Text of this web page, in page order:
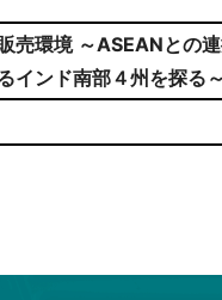
売環境 ～ASEANとの
インド南部４州を探る